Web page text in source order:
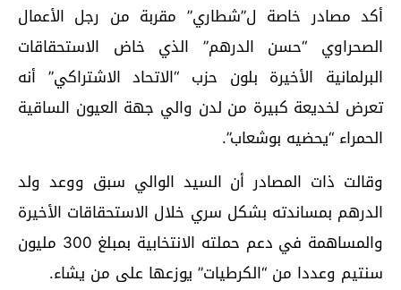
أكد مصادر خاصة ل”شطاري” مقربة من رجل الأعمال
الصحراوي “حسن الدرهم” الذي خاض الاستحقاقات
البرلمانية الأخيرة بلون حزب “الاتحاد الاشتراكي” أنه
تعرض لخديعة كبيرة من لدن والي جهة العيون الساقية
الحمراء “يحضيه بوشعاب”.
وقالت ذات المصادر أن السيد الوالي سبق ووعد ولد
الدرهم بمساندته بشكل سري خلال الاستحقاقات الأخيرة
والمساهمة في دعم حملته الانتخابية بمبلغ 300 مليون
سنتيم وعددا من “الكرطيات” يوزعها على من يشاء.